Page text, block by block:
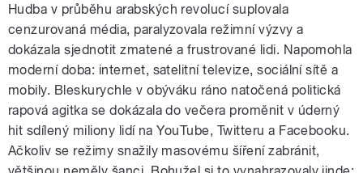
Hudba v průběhu arabských revolucí suplovala
cenzurovaná média, paralyzovala režimní výzvy a
dokázala sjednotit zmatené a frustrované lidi. Napomohla
moderní doba: internet, satelitní televize, sociální sítě a
mobily. Bleskurychle v obýváku ráno natočená politická
rapová agitka se dokázala do večera proměnit v úderný
hit sdílený miliony lidí na YouTube, Twitteru a Facebooku.
Ačkoliv se režimy snažily masovému šíření zabránit,